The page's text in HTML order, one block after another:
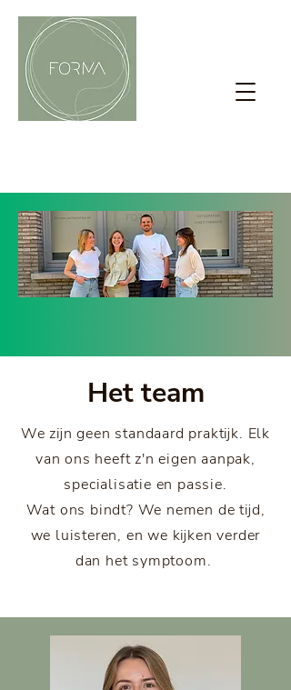
Het team
We zijn geen standaard praktijk. Elk
van ons heeft z'n eigen aanpak,
specialisatie en passie.
Wat ons bindt? We nemen de tijd,
we luisteren, en we kijken verder
dan het symptoom.